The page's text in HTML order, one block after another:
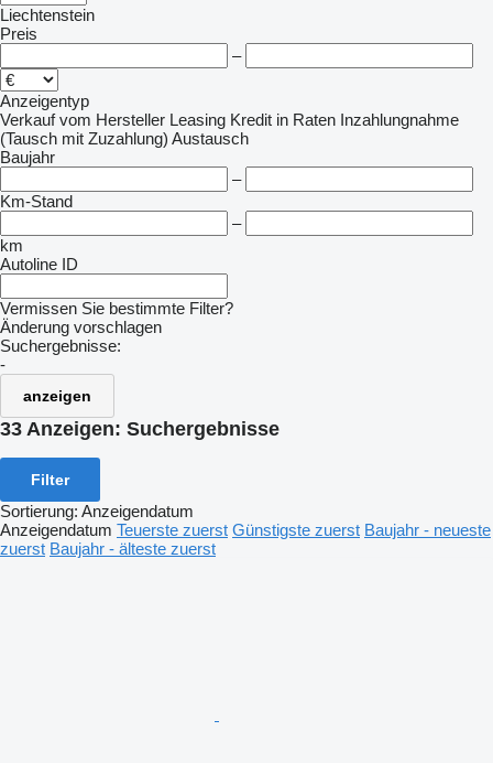
Liechtenstein
Preis
–
Anzeigentyp
Verkauf vom Hersteller Leasing Kredit in Raten Inzahlungnahme
(Tausch mit Zuzahlung) Austausch
Baujahr
–
Km-Stand
–
km
Autoline ID
Vermissen Sie bestimmte Filter?
Änderung vorschlagen
Suchergebnisse:
-
anzeigen
33 Anzeigen: Suchergebnisse
Filter
Sortierung: Anzeigendatum
Anzeigendatum Teuerste zuerst Günstigste zuerst Baujahr - neueste
zuerst Baujahr - älteste zuerst